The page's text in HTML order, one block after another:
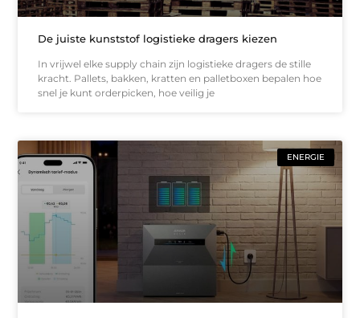
De juiste kunststof logistieke dragers kiezen
In vrijwel elke supply chain zijn logistieke dragers de stille
kracht. Pallets, bakken, kratten en palletboxen bepalen hoe
snel je kunt orderpicken, hoe veilig je
ENERGIE